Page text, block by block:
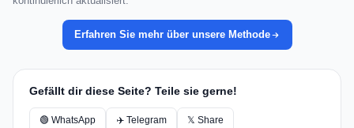
Erfahren Sie mehr über unsere Methode
Gefällt dir diese Seite? Teile sie gerne!
🟢 WhatsApp ✈️ Telegram 𝕏 Share